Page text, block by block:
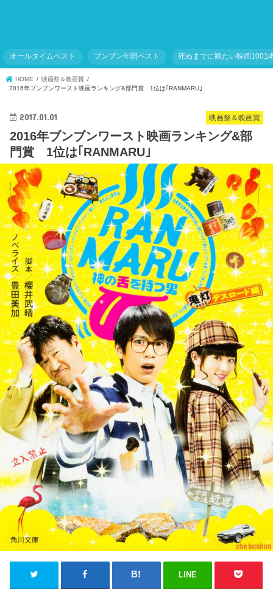
オールタイムベスト ブンブン年間ベスト 死ぬまでに観たい映画1001
HOME
映画祭＆映画賞
2016年ブンブンワースト映画ランキング&部門賞 1位は｢RANMARU｣
映画祭＆映画賞
2017.01.01
2016年ブンブンワースト映画ランキング&部
門賞 1位は｢RANMARU｣
LINE